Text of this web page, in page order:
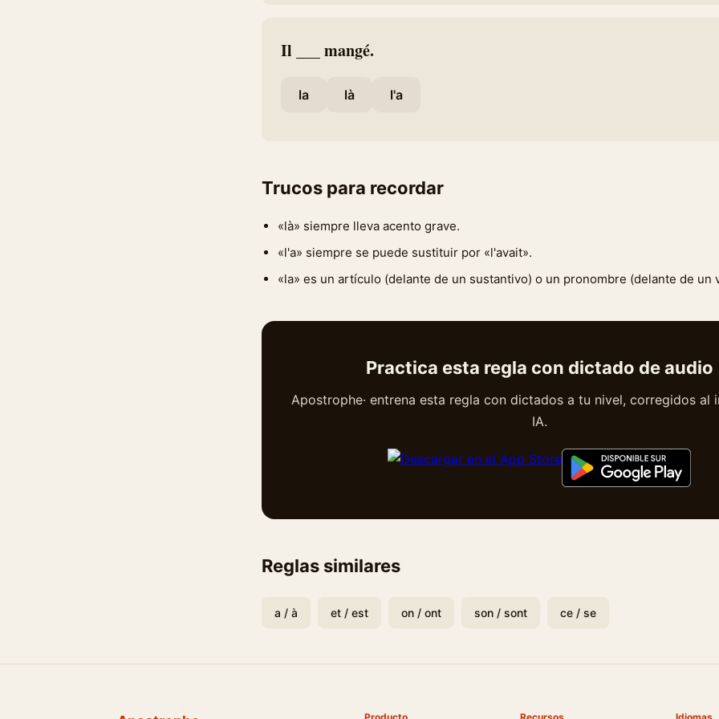
Il ___ mangé.
la là l'a
Trucos para recordar
«là» siempre lleva acento grave.
«l'a» siempre se puede sustituir por «l'avait».
«la» es un artículo (delante de un sustantivo) o un pronombre (delante de un
Practica esta regla con dictado de audio
Apostrophe· entrena esta regla con dictados a tu nivel, corregidos al
IA.
Reglas similares
a / à et / est on / ont son / sont ce / se